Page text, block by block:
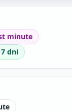
minute
dni